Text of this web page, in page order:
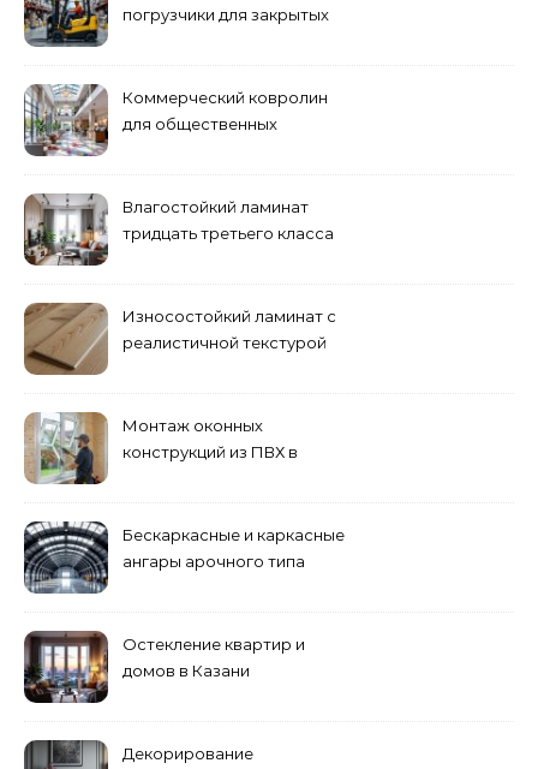
погрузчики для закрытых
Коммерческий ковролин
для общественных
Влагостойкий ламинат
тридцать третьего класса
Износостойкий ламинат с
реалистичной текстурой
Монтаж оконных
конструкций из ПВХ в
Бескаркасные и каркасные
ангары арочного типа
Остекление квартир и
домов в Казани
Декорирование